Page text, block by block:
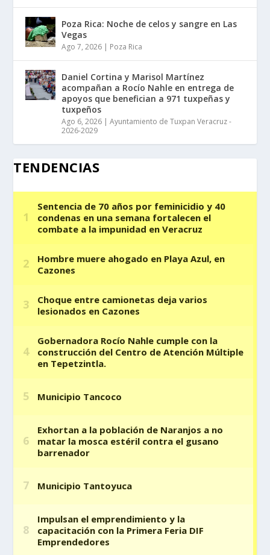
Poza Rica: Noche de celos y sangre en Las
Vegas
Ago 7, 2026 | Poza Rica
Daniel Cortina y Marisol Martínez
acompañan a Rocío Nahle en entrega de
apoyos que benefician a 971 tuxpeñas y
tuxpeños
Ago 6, 2026 |Ayuntamiento de Tuxpan Veracruz -
2026-2029
TENDENCIAS